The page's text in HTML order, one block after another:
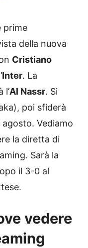
prime
della nuova
Cristiano
Inter. La
l’Al Nassr. Si
poi sfiderà
Vediamo
la diretta di
Sarà la
il 3-0 al
vedere